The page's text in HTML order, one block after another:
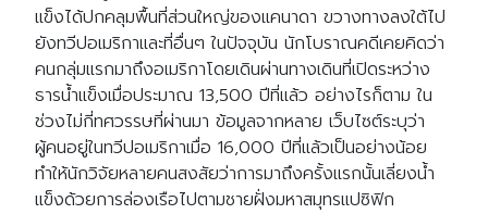
แข็งได้ปกคลุมพื้นที่ส่วนใหญ่ของแคนาดา ขวางทางลงใต้ไป
ยังทวีปอเมริกาและที่อื่นๆ ในปัจจุบัน นักโบราณคดีเคยคิดว่า
คนกลุ่มแรกมาถึงอเมริกาโดยเดินผ่านทางเดินที่เปิดระหว่าง
ธารน้ำแข็งเมื่อประมาณ 13,500 ปีที่แล้ว อย่างไรก็ตาม ใน
ช่วงไม่กี่ทศวรรษที่ผ่านมา ข้อมูลจากหลาย เว็บไซต์ระบุว่า
ผู้คนอยู่ในทวีปอเมริกาเมื่อ 16,000 ปีที่แล้วเป็นอย่างน้อย
ทำให้นักวิจัยหลายคนสงสัยว่าการมาถึงครั้งแรกนั้นเลี่ยงน้ำ
แข็งด้วยการล่องเรือไปตามชายฝั่งมหาสมุทรแปซิฟิก